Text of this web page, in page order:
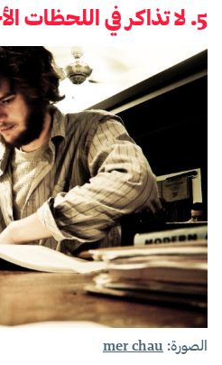
5. لا تذاكر في اللحظات الأخيرة
الصورة:mer chau